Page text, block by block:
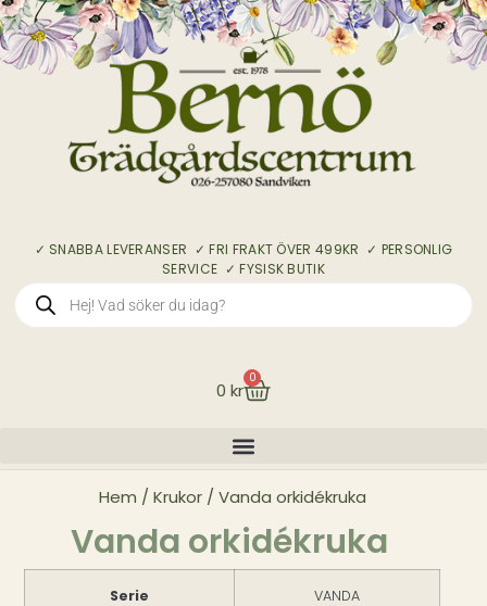
✓ SNABBA LEVERANSER ✓ FRI FRAKT ÖVER 499KR ✓ PERSONLIG
SERVICE ✓ FYSISK BUTIK
0 kr
0
Hem / Krukor/ Vanda orkidékruka
Vanda orkidékruka
Serie VANDA